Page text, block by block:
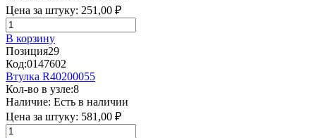
Цена за штуку: 251,00 ₽
В корзину
Позиция29
Код:0147602
Втулка R40200055
Кол-во в узле:8
Наличие: Есть в наличии
Цена за штуку: 581,00 ₽